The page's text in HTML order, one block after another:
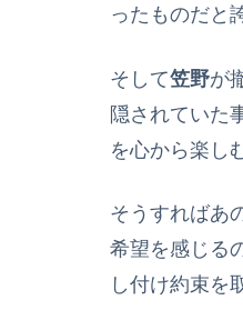
ったものだと
そして笠野が
隠されていた
を心から楽し
そうすればあ
希望を感じる
し付け約束を